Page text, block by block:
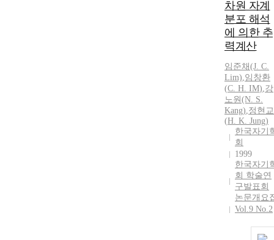
차원 자계
분포 해석
에 의한 추
력계산
임준채(J. C.
Lim),임창환
(C. H. IM),강
노원(N. S.
Kang),정현교
(H. K. Jung)
한국자기
회
1999
한국자기
회 학술연
구발표회
논문개요
Vol.9 No.2